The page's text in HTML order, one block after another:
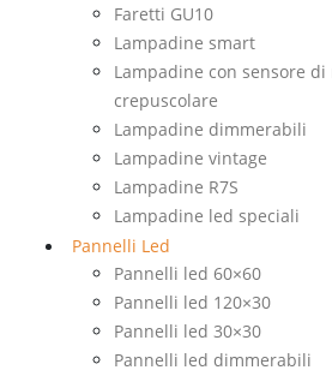
Faretti GU10
Lampadine smart
Lampadine con sensore
crepuscolare
Lampadine dimmerabili
Lampadine vintage
Lampadine R7S
Lampadine led speciali
Pannelli Led
Pannelli led 60×60
Pannelli led 120×30
Pannelli led 30×30
Pannelli led dimmerabili